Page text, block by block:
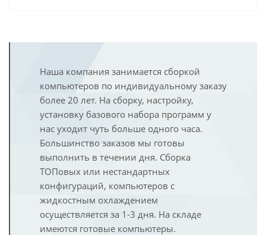
Наша компания занимается сборкой
компьютеров по индивидуальному заказу
более 20 лет. На сборку, настройку,
установку базового набора программ у
нас уходит чуть больше одного часа.
Большинство заказов мы готовы
выполнить в течении дня. Сборка
ТОПовых или нестандартных
конфигураций, компьютеров с
жидкостным охлаждением
осуществляется за 1-3 дня. На складе
имеются готовые компьютеры.